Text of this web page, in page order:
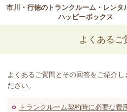
市川・行徳のトランクルーム・レンタ
ハッピーボックス
よくあるご
よくあるご質問とその回答をご紹介し
ださい。
トランクルーム契約時に必要な費